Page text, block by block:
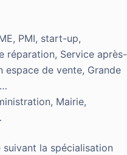
PMI, start-up,
réparation, Service après-
espace de vente, Grande
Mairie,
suivant la spécialisation